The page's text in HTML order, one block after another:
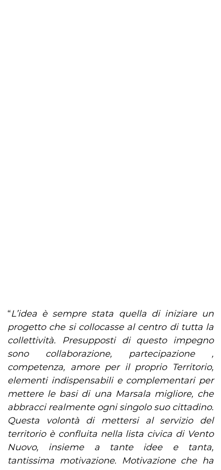
“L’idea è sempre stata quella di iniziare un
progetto che si collocasse al centro di tutta la
collettività. Presupposti di questo impegno
sono collaborazione, partecipazione ,
competenza, amore per il proprio Territorio,
elementi indispensabili e complementari per
mettere le basi di una Marsala migliore, che
abbracci realmente ogni singolo suo cittadino.
Questa volontà di mettersi al servizio del
territorio è confluita nella lista civica di Vento
Nuovo, insieme a tante idee e tanta,
tantissima motivazione. Motivazione che ha